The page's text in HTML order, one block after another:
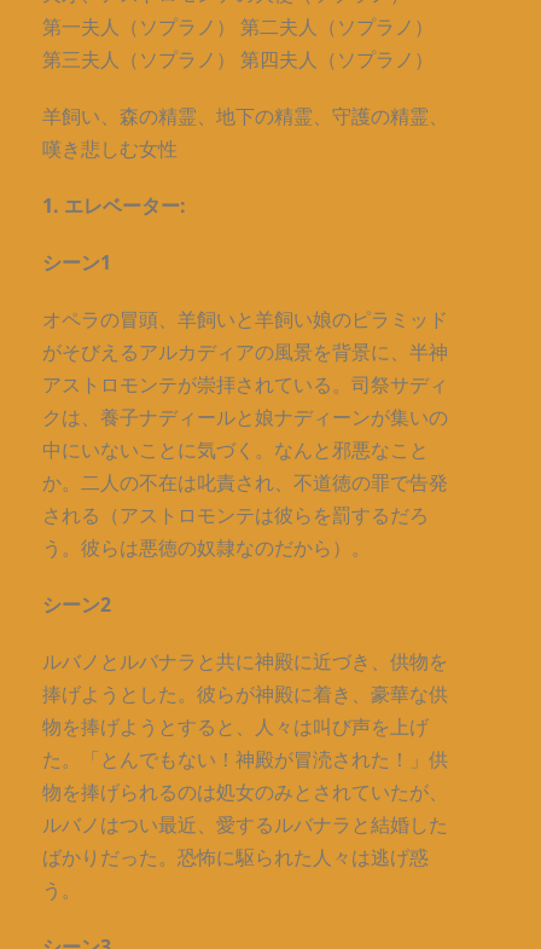
第一夫人（ソプラノ） 第二夫人（ソプラノ）
第三夫人（ソプラノ） 第四夫人（ソプラノ）
羊飼い、森の精霊、地下の精霊、守護の精霊、
嘆き悲しむ女性
1. エレベーター:
シーン1
オペラの冒頭、羊飼いと羊飼い娘のピラミッド
がそびえるアルカディアの風景を背景に、半神
アストロモンテが崇拝されている。司祭サディ
クは、養子ナディールと娘ナディーンが集いの
中にいないことに気づく。なんと邪悪なこと
か。二人の不在は叱責され、不道徳の罪で告発
される（アストロモンテは彼らを罰するだろ
う。彼らは悪徳の奴隷なのだから）。
シーン2
ルバノとルバナラと共に神殿に近づき、供物を
捧げようとした。彼らが神殿に着き、豪華な供
物を捧げようとすると、人々は叫び声を上げ
た。「とんでもない！神殿が冒涜された！」供
物を捧げられるのは処女のみとされていたが、
ルバノはつい最近、愛するルバナラと結婚した
ばかりだった。恐怖に駆られた人々は逃げ惑
う。